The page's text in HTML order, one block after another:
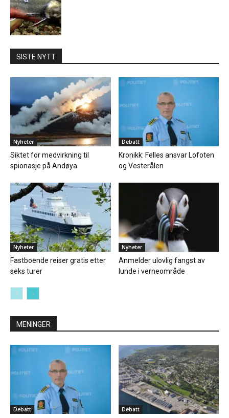
SISTE NYTT
Nyheter
Siktet for medvirkning til
spionasje på Andøya
Debatt
Kronikk: Felles ansvar Lofoten
og Vesterålen
Nyheter
Fastboende reiser gratis etter
seks turer
Nyheter
Anmelder ulovlig fangst av
lunde i verneområde
MENINGER
Debatt Debatt